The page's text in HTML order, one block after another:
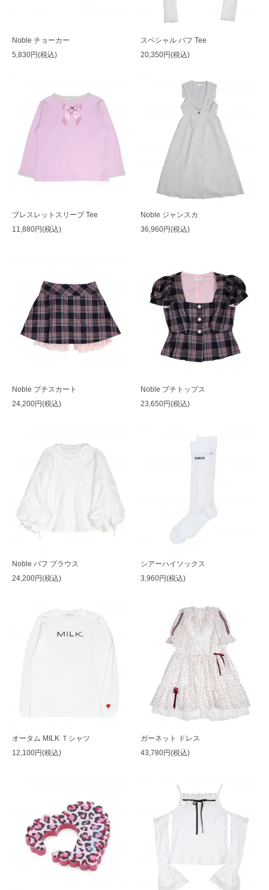
Noble チョーカー
5,830円(税込)
スペシャル パフ Tee
20,350円(税込)
ブレスレットスリーブ Tee
11,880円(税込)
Noble ジャンスカ
36,960円(税込)
Noble プチスカート
24,200円(税込)
Noble プチトップス
23,650円(税込)
Noble パフ ブラウス
24,200円(税込)
シアーハイソックス
3,960円(税込)
オータム MILK Ｔシャツ
12,100円(税込)
ガーネット ドレス
43,780円(税込)